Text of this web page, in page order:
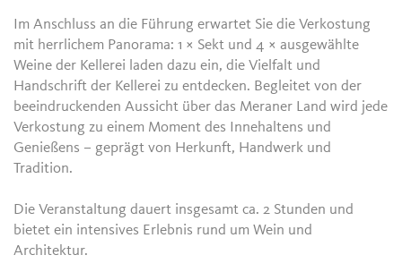
Im Anschluss an die Führung erwartet Sie die Verkostung
mit herrlichem Panorama: 1 × Sekt und 4 × ausgewählte
Weine der Kellerei laden dazu ein, die Vielfalt und
Handschrift der Kellerei zu entdecken. Begleitet von der
beeindruckenden Aussicht über das Meraner Land wird jede
Verkostung zu einem Moment des Innehaltens und
Genießens – geprägt von Herkunft, Handwerk und
Tradition.
Die Veranstaltung dauert insgesamt ca. 2 Stunden und
bietet ein intensives Erlebnis rund um Wein und
Architektur.